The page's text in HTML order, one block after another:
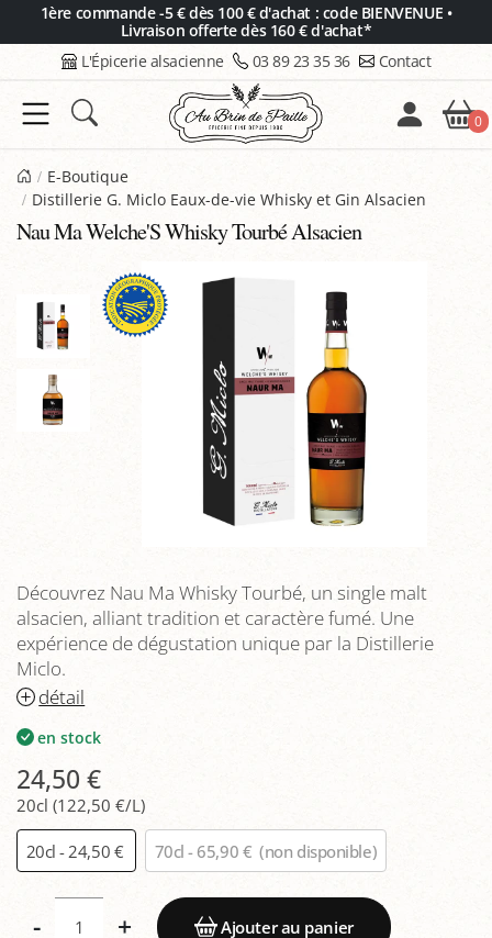
1ère commande -5 € dès 100 € d'achat : code BIENVENUE •
Livraison offerte dès 160 € d'achat*
L'Épicerie alsacienne 03 89 23 35 36 Contact
0
E-Boutique
Distillerie G. Miclo Eaux-de-vie Whisky et Gin Alsacien
Nau Ma Welche'S Whisky Tourbé Alsacien
Découvrez Nau Ma Whisky Tourbé, un single malt
alsacien, alliant tradition et caractère fumé. Une
expérience de dégustation unique par la Distillerie
Miclo.
détail
en stock
24,50 €
20cl (122,50 €/L)
20cl - 24,50 € 70cl - 65,90 € (non disponible)
- + Ajouter au panier
Panneau de gestion des cookies